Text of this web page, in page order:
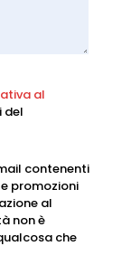
al
del
contenenti
promozioni
al
non è
che